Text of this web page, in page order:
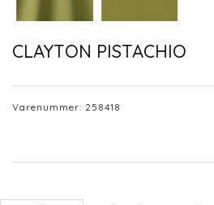
CLAYTON PISTACHIO
Varenummer: 258418